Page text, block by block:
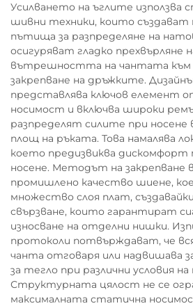
Усилването на ъглите използва
шивни техники, които
пътища за разпределяне на
осигуряват гладко прехвърляне
вътрешността на чантата към
закрепване на дръжките.
представлява ключов елемент
носимост и включва широки
разпределят силите при носене
площ на ръката. Това намалява
което предизвиква
носене. Методът на закрепване
промишлено качество шиене,
множество слоя плат,
свързване, които гарантират
износване на отделни нишки.
протоколи потвърждават, че
чанта отговаря или надвишава
за тегло при различни условия
Структурната цялост не се
максималната статична